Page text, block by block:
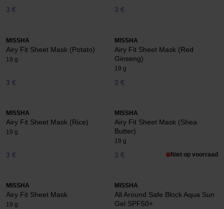
3 € 3 €
MISSHA
Airy Fit Sheet Mask (Potato)
19 g
3 €
MISSHA
Airy Fit Sheet Mask (Red
Ginseng)
19 g
3 €
MISSHA
Airy Fit Sheet Mask (Rice)
19 g
3 €
MISSHA
Airy Fit Sheet Mask (Shea
Butter)
19 g
3 € Niet op voorraad
MISSHA
Airy Fit Sheet Mask
19 g
MISSHA
All Around Safe Block Aqua Sun
Gel SPF50+